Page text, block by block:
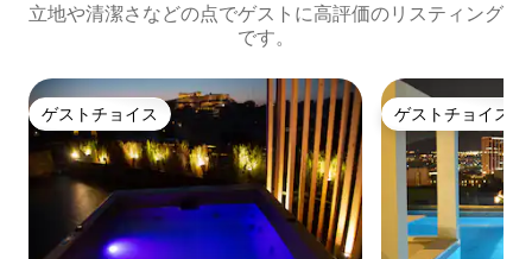
立地や清潔さなどの点でゲストに高評価のリスティング
です。
ゲストチョイス
ゲストチョイス ゲストチョイス
ゲストチョイス